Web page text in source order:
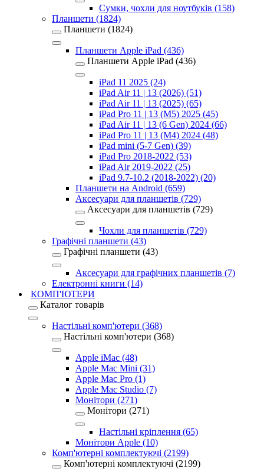
Сумки, чохли для ноутбуків (158)
Планшети (1824)
Планшети (1824)
Планшети Apple iPad (436)
Планшети Apple iPad (436)
iPad 11 2025 (24)
iPad Air 11 | 13 (2026) (51)
iPad Air 11 | 13 (2025) (65)
iPad Pro 11 | 13 (M5) 2025 (45)
iPad Air 11 | 13 (6 Gen) 2024 (66)
iPad Pro 11 | 13 (M4) 2024 (48)
iPad mini (5-7 Gen) (39)
iPad Pro 2018-2022 (53)
iPad Air 2019-2022 (25)
iPad 9.7-10.2 (2018-2022) (20)
Планшети на Android (659)
Аксесуари для планшетів (729)
Аксесуари для планшетів (729)
Чохли для планшетів (729)
Графічні планшети (43)
Графічні планшети (43)
Аксесуари для графічних планшетів (7)
Електронні книги (14)
КОМП'ЮТЕРИ
Каталог товарів
Настільні комп'ютери (368)
Настільні комп'ютери (368)
Apple iMac (48)
Apple Mac Mini (31)
Apple Mac Pro (1)
Apple Mac Studio (7)
Монітори (271)
Монітори (271)
Настільні кріплення (65)
Монітори Apple (10)
Комп'ютерні комплектуючі (2199)
Комп'ютерні комплектуючі (2199)